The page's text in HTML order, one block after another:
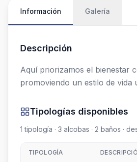
Información Galería
Descripción
Aquí priorizamos el bienestar
promoviendo un estilo de vida
Tipologías disponibles
1 tipología · 3 alcobas · 2 baños ·
TIPOLOGÍA